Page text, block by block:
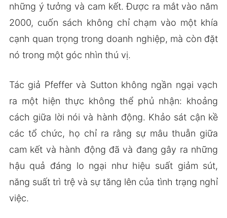
những ý tưởng và cam kết. Được ra mắt vào năm
2000, cuốn sách không chỉ chạm vào một khía
cạnh quan trọng trong doanh nghiệp, mà còn đặt
nó trong một góc nhìn thú vị.
Tác giả Pfeffer và Sutton không ngần ngại vạch
ra một hiện thực không thể phủ nhận: khoảng
cách giữa lời nói và hành động. Khảo sát cận kề
các tổ chức, họ chỉ ra rằng sự mâu thuẫn giữa
cam kết và hành động đã và đang gây ra những
hậu quả đáng lo ngại như hiệu suất giảm sút,
năng suất trì trệ và sự tăng lên của tình trạng nghỉ
việc.